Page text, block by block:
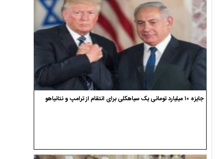
جایزه ۱۰ میلیارد تومانی یک سیاهکلی برای انتقام از ترامپ و نتانیاهو